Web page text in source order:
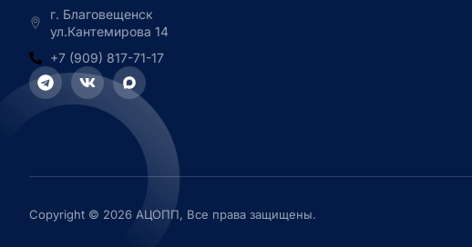
г. Благовещенск
ул.Кантемирова 14
+7 (909) 817-71-17
Copyright © 2026 АЦОПП, Все права защищены.